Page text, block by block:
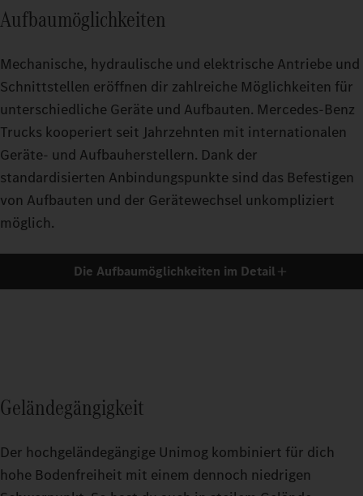
Aufbaumöglichkeiten
Mechanische, hydraulische und elektrische Antriebe und
Schnittstellen eröffnen dir zahlreiche Möglichkeiten für
unterschiedliche Geräte und Aufbauten. Mercedes‑Benz
Trucks kooperiert seit Jahrzehnten mit internationalen
Geräte- und Aufbauherstellern. Dank der
standardisierten Anbindungspunkte sind das Befestigen
von Aufbauten und der Gerätewechsel unkompliziert
möglich.
Die Aufbaumöglichkeiten im Detail
Geländegängigkeit
Der hochgeländegängige Unimog kombiniert für dich
hohe Bodenfreiheit mit einem dennoch niedrigen